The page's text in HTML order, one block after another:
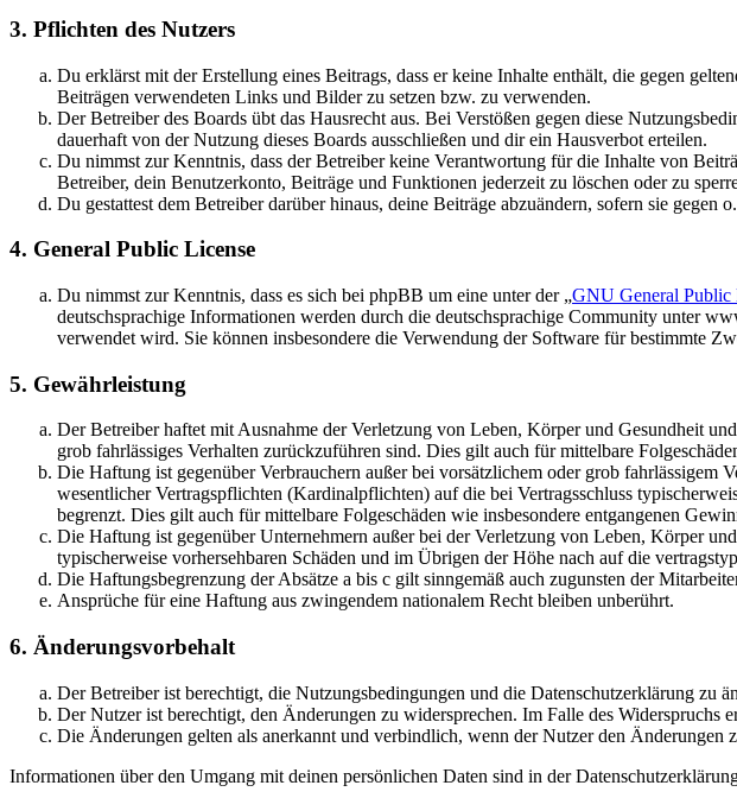
3. Pflichten des Nutzers
Du erklärst mit der Erstellung eines Beitrags, dass er keine Inhalte enthält, die gegen
Beiträgen verwendeten Links und Bilder zu setzen bzw. zu verwenden.
Der Betreiber des Boards übt das Hausrecht aus. Bei Verstößen gegen diese
dauerhaft von der Nutzung dieses Boards ausschließen und dir ein Hausverbot erteilen.
Du nimmst zur Kenntnis, dass der Betreiber keine Verantwortung für die Inhalte von
Betreiber, dein Benutzerkonto, Beiträge und Funktionen jederzeit zu löschen oder zu
Du gestattest dem Betreiber darüber hinaus, deine Beiträge abzuändern, sofern sie
4. General Public License
Du nimmst zur Kenntnis, dass es sich bei phpBB um eine unter der „GNU General Public
deutschsprachige Informationen werden durch die deutschsprachige Community unter
verwendet wird. Sie können insbesondere die Verwendung der Software für bestimmte
5. Gewährleistung
Der Betreiber haftet mit Ausnahme der Verletzung von Leben, Körper und Gesundheit
grob fahrlässiges Verhalten zurückzuführen sind. Dies gilt auch für mittelbare
Die Haftung ist gegenüber Verbrauchern außer bei vorsätzlichem oder grob
wesentlicher Vertragspflichten (Kardinalpflichten) auf die bei Vertragsschluss
begrenzt. Dies gilt auch für mittelbare Folgeschäden wie insbesondere entgangenen
Die Haftung ist gegenüber Unternehmern außer bei der Verletzung von Leben, Körper
typischerweise vorhersehbaren Schäden und im Übrigen der Höhe nach auf die
Die Haftungsbegrenzung der Absätze a bis c gilt sinngemäß auch zugunsten der
Ansprüche für eine Haftung aus zwingendem nationalem Recht bleiben unberührt.
6. Änderungsvorbehalt
Der Betreiber ist berechtigt, die Nutzungsbedingungen und die Datenschutzerklärung
Der Nutzer ist berechtigt, den Änderungen zu widersprechen. Im Falle des
Die Änderungen gelten als anerkannt und verbindlich, wenn der Nutzer den Änderungen
Informationen über den Umgang mit deinen persönlichen Daten sind in der